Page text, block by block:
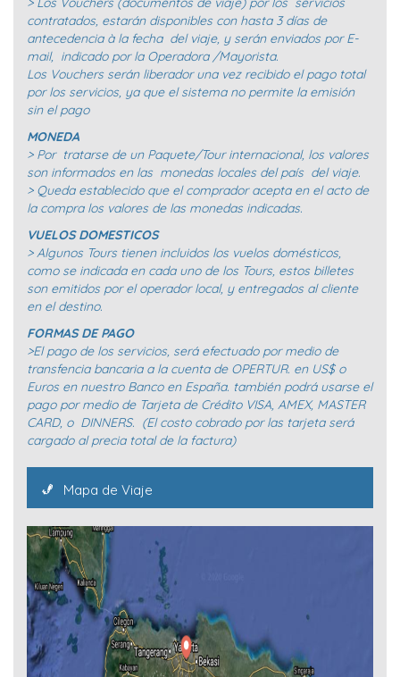
contratados, estarán disponibles con hasta 3 días de
antecedencia à la fecha del viaje, y serán enviados por E-
mail, indicado por la Operadora /Mayorista.
Los Vouchers serán liberador una vez recibido el pago total
por los servicios, ya que el sistema no permite la emisión
sin el pago
MONEDA
> Por tratarse de un Paquete/Tour internacional, los valores
son informados en las monedas locales del país del viaje.
> Queda establecido que el comprador acepta en el acto de
la compra los valores de las monedas indicadas.
VUELOS DOMESTICOS
> Algunos Tours tienen incluidos los vuelos domésticos,
como se indicada en cada uno de los Tours, estos billetes
son emitidos por el operador local, y entregados al cliente
en el destino.
FORMAS DE PAGO
>El pago de los servicios, será efectuado por medio de
transfencia bancaria a la cuenta de OPERTUR. en US$ o
Euros en nuestro Banco en España. también podrá usarse el
pago por medio de Tarjeta de Crédito VISA, AMEX, MASTER
CARD, o DINNERS. (El costo cobrado por las tarjeta será
cargado al precia total de la factura)
Mapa de Viaje